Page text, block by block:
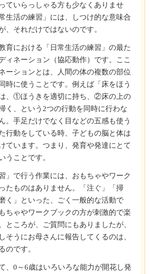
ていらっしゃる方も少なくありませ
生活の練習」には、しつけ的な意味合
、それだけではないのです。
育における「日常生活の練習」の最た
ィネーション（協応動作）です。ここ
ーションとは、人間の体の複数の部位
時に使うことです。例えば「床をほう
、①ほうきを適切に持ち、②床の上の
く、という2つの行動を同時に行わな
。手足だけでなく目などの五感も使う
行動をしている時、子どもの脳と体は
ています。つまり、発育や発達にとて
うことです。
」で行う作業には、おもちゃやワーク
たものはありません。「注ぐ」「掃
く」といった、ごく一般的な活動で
ちゃやワークブックの方が刺激的で楽
ところが、ご質問にもありましたが、
そうにお母さんに報告してくるのは、
のです。
、0～6歳はいろいろな能力が開花し発